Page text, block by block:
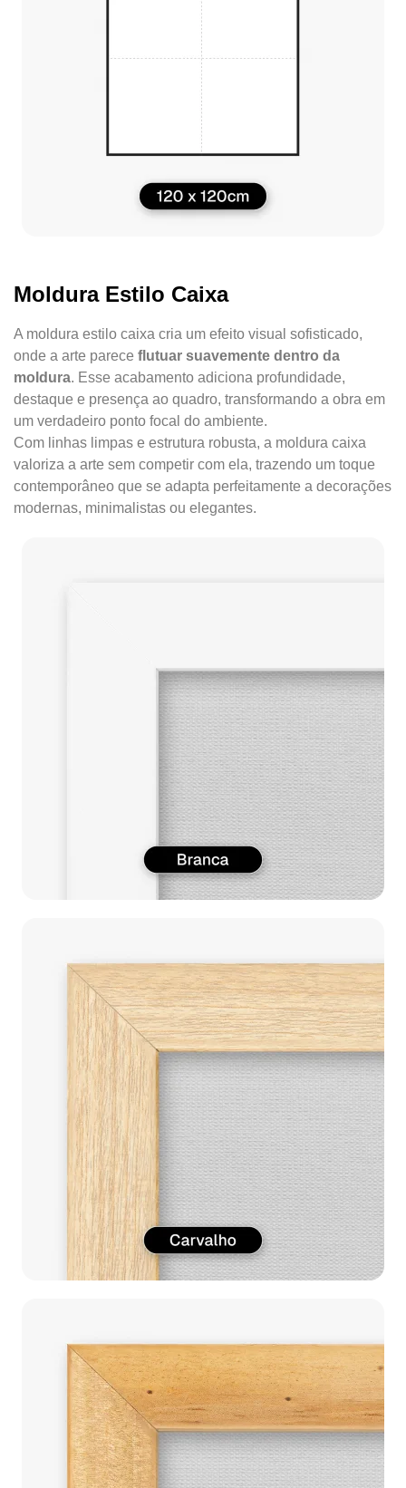
Moldura Estilo Caixa
A moldura estilo caixa cria um efeito visual sofisticado,
onde a arte parece flutuar suavemente dentro da
moldura. Esse acabamento adiciona profundidade,
destaque e presença ao quadro, transformando a obra em
um verdadeiro ponto focal do ambiente.
Com linhas limpas e estrutura robusta, a moldura caixa
valoriza a arte sem competir com ela, trazendo um toque
contemporâneo que se adapta perfeitamente a decorações
modernas, minimalistas ou elegantes.